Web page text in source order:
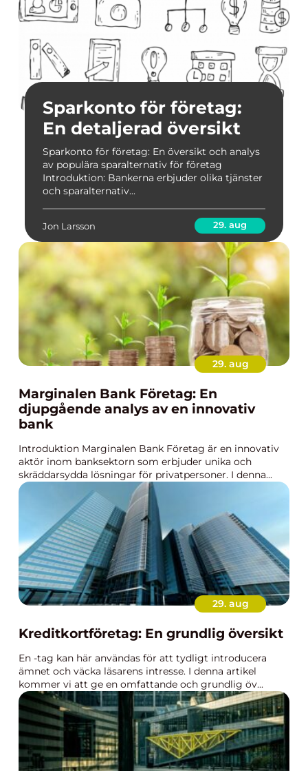
Sparkonto för företag:
En detaljerad översikt
Sparkonto för företag: En översikt och analys
av populära sparalternativ för företag
Introduktion: Bankerna erbjuder olika tjänster
och sparalternativ...
Jon Larsson 29. aug
29. aug
Marginalen Bank Företag: En
djupgående analys av en innovativ
bank
Introduktion Marginalen Bank Företag är en innovativ
aktör inom banksektorn som erbjuder unika och
skräddarsydda lösningar för privatpersoner. I denna...
29. aug
Kreditkortföretag: En grundlig översikt
En -tag kan här användas för att tydligt introducera
ämnet och väcka läsarens intresse. I denna artikel
kommer vi att ge en omfattande och grundlig öv...